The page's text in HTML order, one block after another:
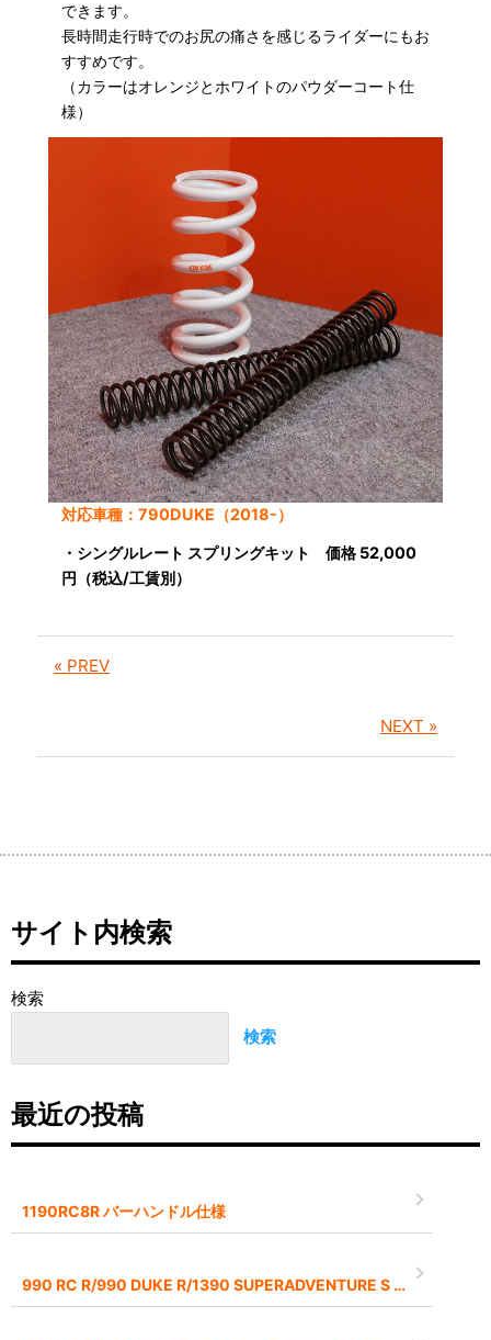
できます。
長時間走行時でのお尻の痛さを感じるライダーにもお
すすめです。
（カラーはオレンジとホワイトのパウダーコート仕
様）
対応車種：790DUKE（2018-）
・シングルレート スプリングキット 価格 52,000
円（税込/工賃別）
« PREV
NEXT »
サイト内検索
検索
検索
最近の投稿
1190RC8R バーハンドル仕様
990 RC R/990 DUKE R/1390 SUPERADVENTURE S EVO 2026モデル予約受付中です